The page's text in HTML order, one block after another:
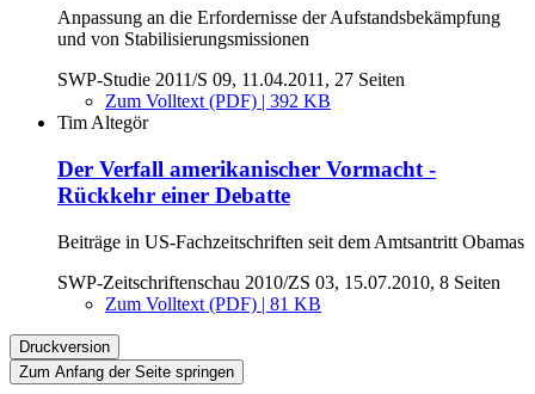
Anpassung an die Erfordernisse der Aufstandsbekämpfung
und von Stabilisierungsmissionen
SWP-Studie 2011/S 09, 11.04.2011, 27 Seiten
Zum Volltext (PDF) | 392 KB
Tim Altegör
Der Verfall amerikanischer Vormacht -
Rückkehr einer Debatte
Beiträge in US-Fachzeitschriften seit dem Amtsantritt Obamas
SWP-Zeitschriftenschau 2010/ZS 03, 15.07.2010, 8 Seiten
Zum Volltext (PDF) | 81 KB
Druckversion
Zum Anfang der Seite springen